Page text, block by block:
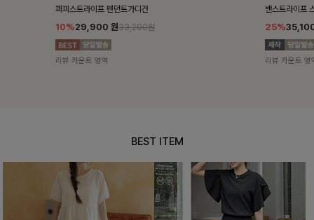
밴스트라이프 스트링원피스
25%35,100 원46,800원
리뷰 카운트 영역
[5천장돌파/
10%
리뷰 카운트 영
BEST ITEM